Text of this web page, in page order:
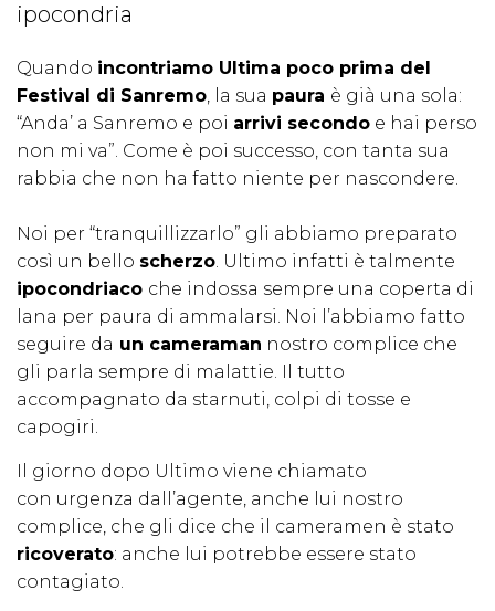
ipocondria
Quando incontriamo Ultima poco prima del
Festival di Sanremo, la sua paura è già una sola:
“Anda’ a Sanremo e poi arrivi secondo e hai perso
non mi va”. Come è poi successo, con tanta sua
rabbia che non ha fatto niente per nascondere.
Noi per “tranquillizzarlo” gli abbiamo preparato
così un bello scherzo. Ultimo infatti è talmente
ipocondriaco che indossa sempre una coperta di
lana per paura di ammalarsi. Noi l’abbiamo fatto
seguire da un cameraman nostro complice che
gli parla sempre di malattie. Il tutto
accompagnato da starnuti, colpi di tosse e
capogiri.
Il giorno dopo Ultimo viene chiamato
con urgenza dall’agente, anche lui nostro
complice, che gli dice che il cameramen è stato
ricoverato: anche lui potrebbe essere stato
contagiato.